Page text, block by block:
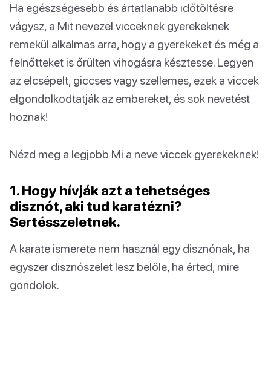
Ha egészségesebb és ártatlanabb időtöltésre
vágysz, a Mit nevezel vicceknek gyerekeknek
remekül alkalmas arra, hogy a gyerekeket és még a
felnőtteket is őrülten vihogásra késztesse. Legyen
az elcsépelt, giccses vagy szellemes, ezek a viccek
elgondolkodtatják az embereket, és sok nevetést
hoznak!
Nézd meg a legjobb Mi a neve viccek gyerekeknek!
1. Hogy hívják azt a tehetséges
disznót, aki tud karatézni?
Sertésszeletnek.
A karate ismerete nem használ egy disznónak, ha
egyszer disznószelet lesz belőle, ha érted, mire
gondolok.